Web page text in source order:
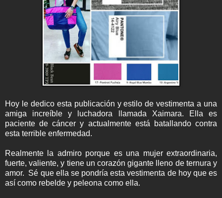
Hoy le dedico esta publicación y estilo de vestimenta a una
amiga increíble y luchadora llamada Xaimara. Ella es
paciente de cáncer y actualmente está batallando contra
esta terrible enfermedad.
Realmente la admiro porque es una mujer extraordinaria,
fuerte, valiente, y tiene un corazón gigante lleno de ternura y
amor. Sé que ella se pondría esta vestimenta de hoy que es
así como rebelde y peleona como ella.